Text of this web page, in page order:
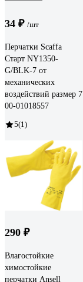
34 ₽ /шт
Перчатки Scaffa
Старт NY1350-
G/BLK-7 от
механических
воздействий размер 7
00-01018557
5(1)
290 ₽
Влагостойкие
химостойкие
перчатки Ansell